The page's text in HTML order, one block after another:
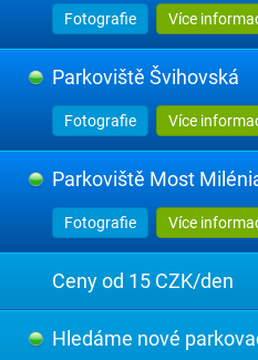
Fotografie Více
Parkoviště Švihovská
Fotografie Více
Parkoviště Most
Fotografie Více
Ceny od 15 CZK/den
Hledáme nové